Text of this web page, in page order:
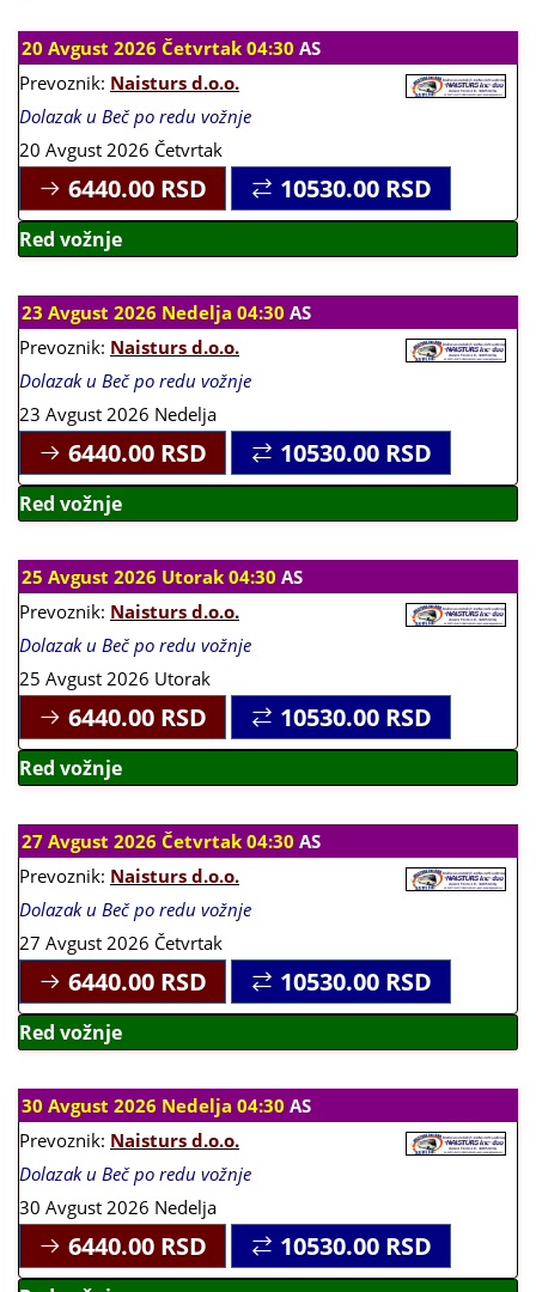
20 Avgust 2026 Četvrtak 04:30 AS
Prevoznik: Naisturs d.o.o.
Dolazak u Beč po redu vožnje
20 Avgust 2026 Četvrtak
6440.00 RSD 10530.00 RSD
Red vožnje
23 Avgust 2026 Nedelja 04:30 AS
Prevoznik: Naisturs d.o.o.
Dolazak u Beč po redu vožnje
23 Avgust 2026 Nedelja
6440.00 RSD 10530.00 RSD
Red vožnje
25 Avgust 2026 Utorak 04:30 AS
Prevoznik: Naisturs d.o.o.
Dolazak u Beč po redu vožnje
25 Avgust 2026 Utorak
6440.00 RSD 10530.00 RSD
Red vožnje
27 Avgust 2026 Četvrtak 04:30 AS
Prevoznik: Naisturs d.o.o.
Dolazak u Beč po redu vožnje
27 Avgust 2026 Četvrtak
6440.00 RSD 10530.00 RSD
Red vožnje
30 Avgust 2026 Nedelja 04:30 AS
Prevoznik: Naisturs d.o.o.
Dolazak u Beč po redu vožnje
30 Avgust 2026 Nedelja
6440.00 RSD 10530.00 RSD